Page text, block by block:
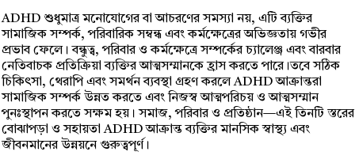
ADHD শুধুমাত্র মনোযোগের বা আচরণের সমস্যা নয়, এটি ব্যক্তির
সামাজিক সম্পর্ক, পরিবারিক সম্বন্ধ এবং কর্মক্ষেত্রের অভিজ্ঞতায় গভীর
প্রভাব ফেলে। বন্ধুত্ব, পরিবার ও কর্মক্ষেত্রে সম্পর্কের চ্যালেঞ্জ এবং বারবার
নেতিবাচক প্রতিক্রিয়া ব্যক্তির আত্মসম্মানকে হ্রাস করতে পারে।তবে সঠিক
চিকিৎসা, থেরাপি এবং সমর্থন ব্যবস্থা গ্রহণ করলে ADHD আক্রান্তরা
সামাজিক সম্পর্ক উন্নত করতে এবং নিজস্ব আত্মপরিচয় ও আত্মসম্মান
পুনঃস্থাপন করতে সক্ষম হয়। সমাজ, পরিবার ও প্রতিষ্ঠান—এই তিনটি স্তরের
বোঝাপড়া ও সহায়তা ADHD আক্রান্ত ব্যক্তির মানসিক স্বাস্থ্য এবং
জীবনমানের উন্নয়নে গুরুত্বপূর্ণ।